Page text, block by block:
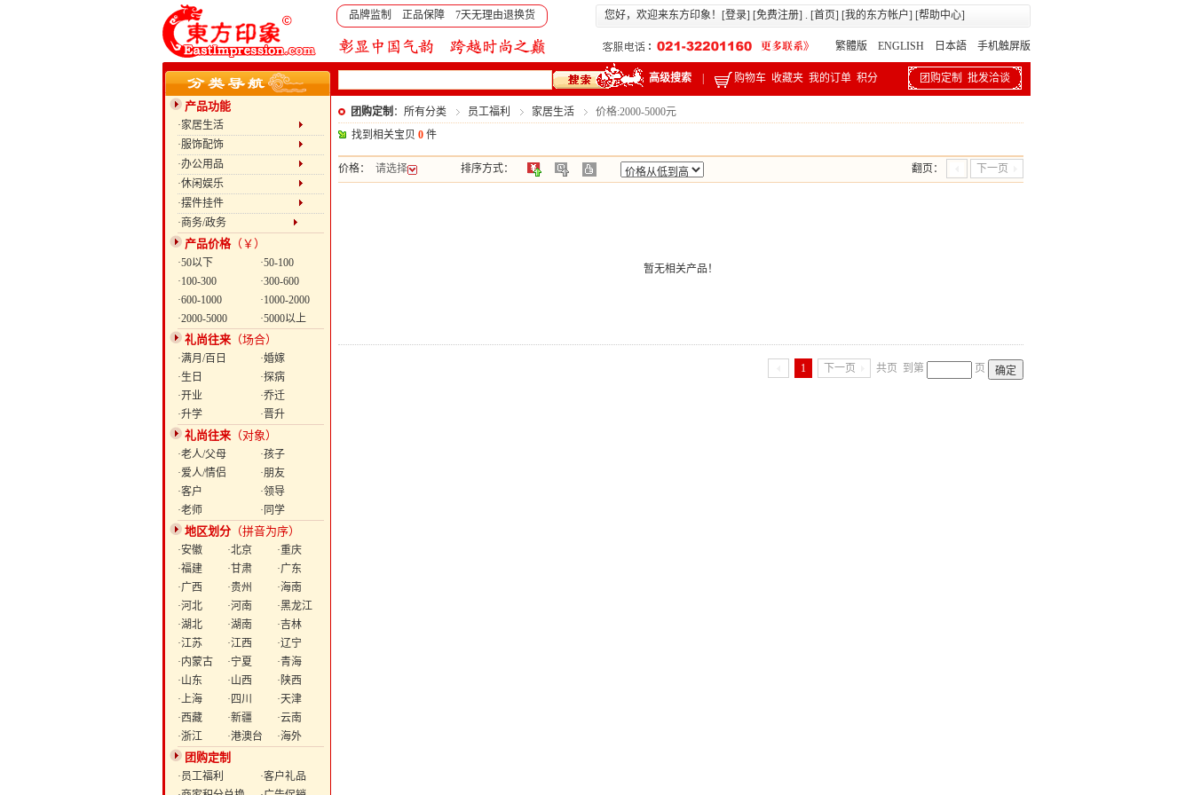
品牌监制 正品保障 7天无理由退换货 您好，欢迎来东方印象！[登录] [免费注册] . [首页] [我的东方帐户] [帮助中心]
繁體版 ENGLISH 日本語 手机触屏版
高级搜索 购物车 收藏夹 我的订单 积分 团购定制 批发洽谈
产品功能
·家居生活
·服饰配饰
·办公用品
·休闲娱乐
·摆件挂件
·商务/政务
产品价格（￥）
·50以下
·50-100
·100-300
·300-600
·600-1000
·1000-2000
·2000-5000
·5000以上
礼尚往来 （场合）
·满月/百日
·婚嫁
·生日
·探病
·开业
·乔迁
·升学
·晋升
礼尚往来 （对象）
·老人/父母
·孩子
·爱人/情侣
·朋友
·客户
·领导
·老师
·同学
地区划分 （拼音为序）
·安徽 ·北京
·重庆
·福建
·甘肃
·广东
·广西
·贵州
·海南
·河北
·河南
·黑龙江
·湖北
·湖南
·吉林
·江苏
·江西
·辽宁
·内蒙古
·宁夏
·青海
·山东
·山西
·陕西
·上海
·四川
·天津
·西藏
·新疆
·云南
·浙江
·港澳台 ·海外
团购定制
·员工福利
·客户礼品
团购定制 ：所有分类 员工福利 家居生活
价格:2000-5000元
找到相关宝贝 0 件
价格： 请选择 排序方式： 翻页： 下一页
暂无相关产品！
1 下一页 共页 到第 页